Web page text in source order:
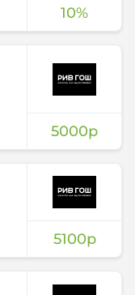
10%
5000р
5100р